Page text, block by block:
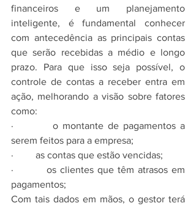
financeiros e um planejamento
inteligente, é fundamental conhecer
com antecedência as principais contas
que serão recebidas a médio e longo
prazo. Para que isso seja possível, o
controle de contas a receber entra em
ação, melhorando a visão sobre fatores
como:
·         o montante de pagamentos a
serem feitos para a empresa;
·         as contas que estão vencidas;
·         os clientes que têm atrasos em
pagamentos;
Com tais dados em mãos, o gestor terá